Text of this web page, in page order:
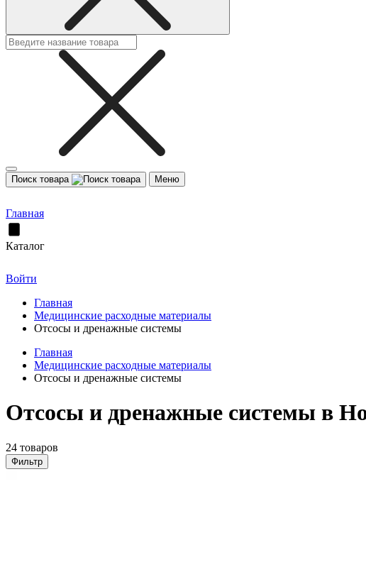
Поиск товара Меню
Главная
Каталог
Войти
Главная
Медицинские расходные материалы
Отсосы и дренажные системы
Главная
Медицинские расходные материалы
Отсосы и дренажные системы
Отсосы и дренажные системы в
24 товаров
Фильтр